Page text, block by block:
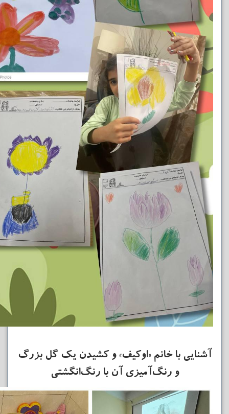
آشنایی با خانم «اوکیف» و کشیدن یک گل بزرگ
و رنگ‌آمیزی آن با رنگ‌انگشتی